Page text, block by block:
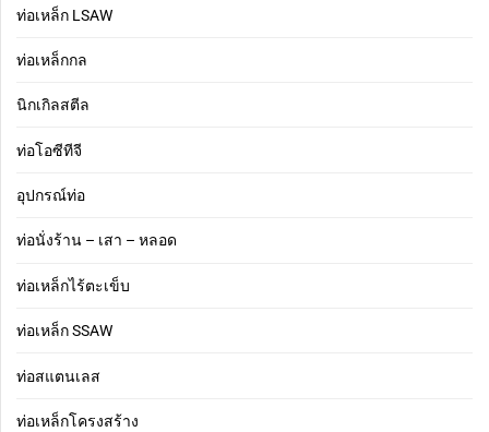
ท่อเหล็ก LSAW
ท่อเหล็กกล
นิกเกิลสตีล
ท่อโอซีทีจี
อุปกรณ์ท่อ
ท่อนั่งร้าน – เสา – หลอด
ท่อเหล็กไร้ตะเข็บ
ท่อเหล็ก SSAW
ท่อสแตนเลส
ท่อเหล็กโครงสร้าง